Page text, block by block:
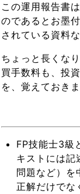
この運用報告書
のであるとお墨
されている資料な
ちょっと長くな
買手数料も、投
を、覚えておきま
FP技能士3級
キストには記
問題など）を
正解だけでな